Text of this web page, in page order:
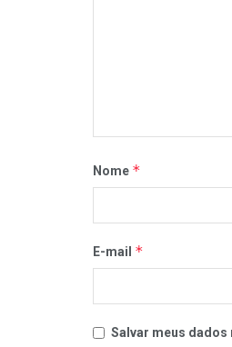
Nome *
E-mail *
Salvar meus dados